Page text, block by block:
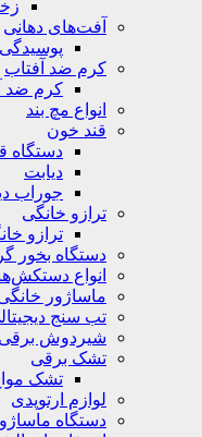
آفت‌های دهانی
کرم ضد آفتاب
کرم ضد
انواع مچ بند
قند خون
دستگاه
دیابت
جوراب
ترازو خانگی
ترازو
دستگاه بخور
انواع
ماساژور
تب سنج
شیردوش برقی
تشک برقی
تشک
لوازم ارتوپدی
دستگاه